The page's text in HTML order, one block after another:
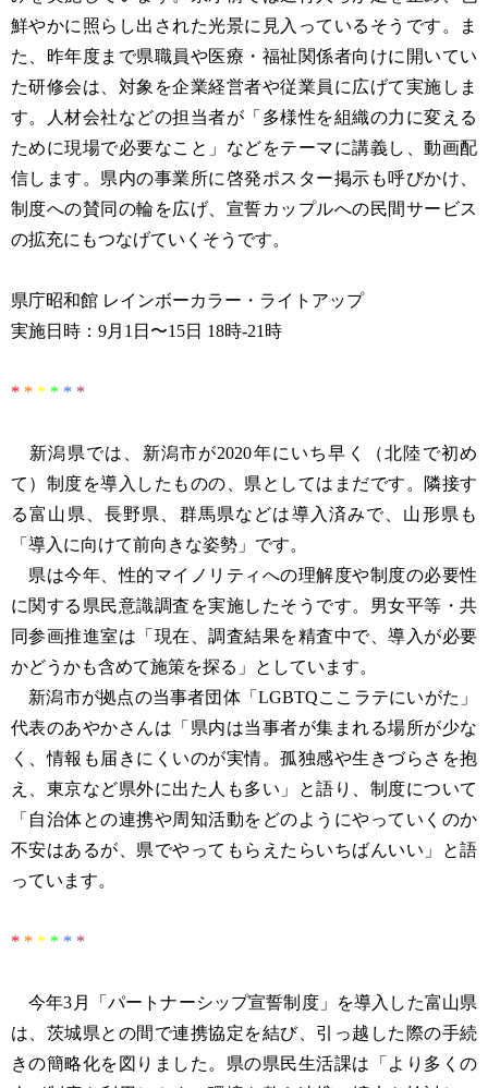
鮮やかに照らし出された光景に見入っているそうです。ま
た、昨年度まで県職員や医療・福祉関係者向けに開いてい
た研修会は、対象を企業経営者や従業員に広げて実施しま
す。人材会社などの担当者が「多様性を組織の力に変える
ために現場で必要なこと」などをテーマに講義し、動画配
信します。県内の事業所に啓発ポスター掲示も呼びかけ、
制度への賛同の輪を広げ、宣誓カップルへの民間サービス
の拡充にもつなげていくそうです。
県庁昭和館 レインボーカラー・ライトアップ
実施日時：9月1日〜15日 18時-21時
* * * * * *
新潟県では、新潟市が2020年にいち早く（北陸で初め
て）制度を導入したものの、県としてはまだです。隣接す
る富山県、長野県、群馬県などは導入済みで、山形県も
「導入に向けて前向きな姿勢」です。
県は今年、性的マイノリティへの理解度や制度の必要性
に関する県民意識調査を実施したそうです。男女平等・共
同参画推進室は「現在、調査結果を精査中で、導入が必要
かどうかも含めて施策を探る」としています。
新潟市が拠点の当事者団体「LGBTQここラテにいがた」
代表のあやかさんは「県内は当事者が集まれる場所が少な
く、情報も届きにくいのが実情。孤独感や生きづらさを抱
え、東京など県外に出た人も多い」と語り、制度について
「自治体との連携や周知活動をどのようにやっていくのか
不安はあるが、県でやってもらえたらいちばんいい」と語
っています。
* * * * * *
今年3月「パートナーシップ宣誓制度」を導入した富山県
は、茨城県との間で連携協定を結び、引っ越した際の手続
きの簡略化を図りました。県の県民生活課は「より多くの